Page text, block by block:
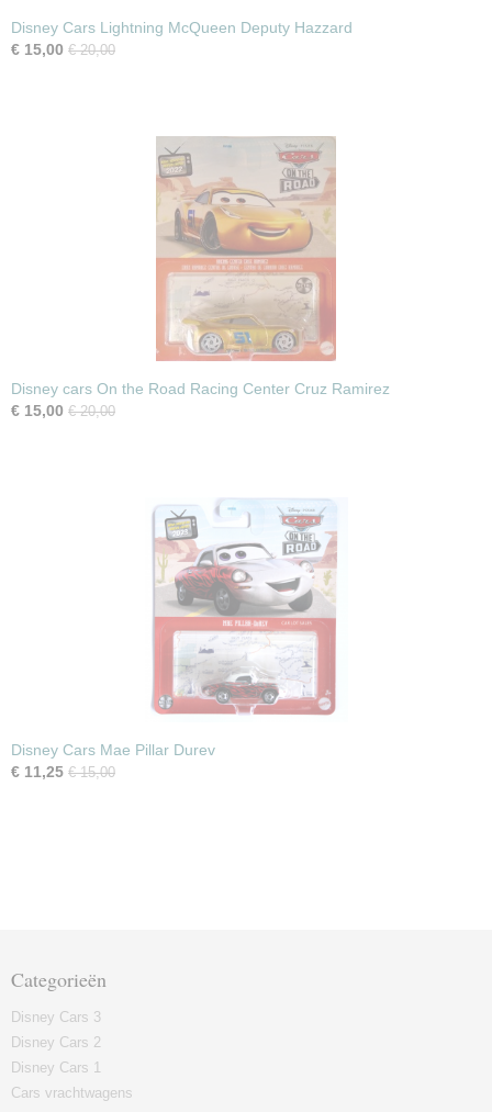
Disney Cars Lightning McQueen Deputy Hazzard
€ 15,00 € 20,00
Disney cars On the Road Racing Center Cruz Ramirez
€ 15,00 € 20,00
Disney Cars Mae Pillar Durev
€ 11,25 € 15,00
Categorieën
Disney Cars 3
Disney Cars 2
Disney Cars 1
Cars vrachtwagens